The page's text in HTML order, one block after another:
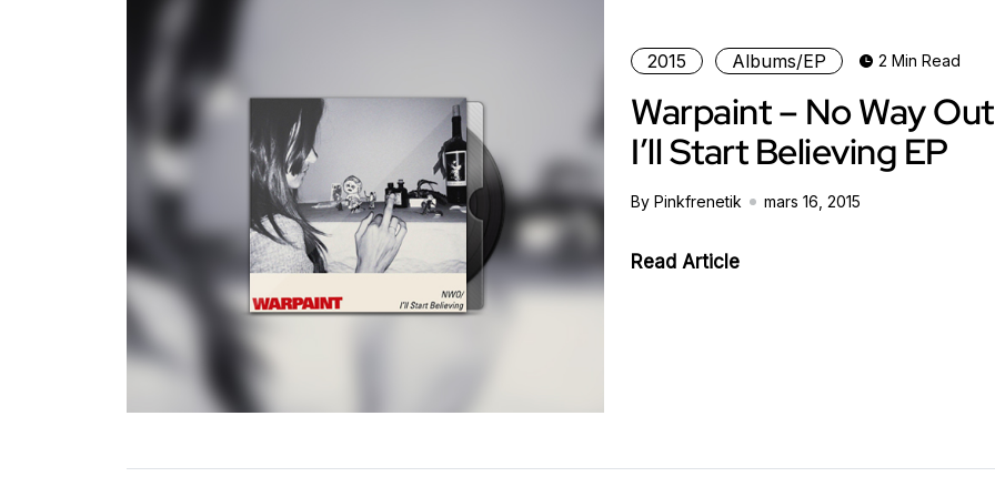
2015 Albums/EP 2 Min Read
Warpaint – No Way
I’ll Start Believing EP
By Pinkfrenetik mars 16, 2015
Read Article